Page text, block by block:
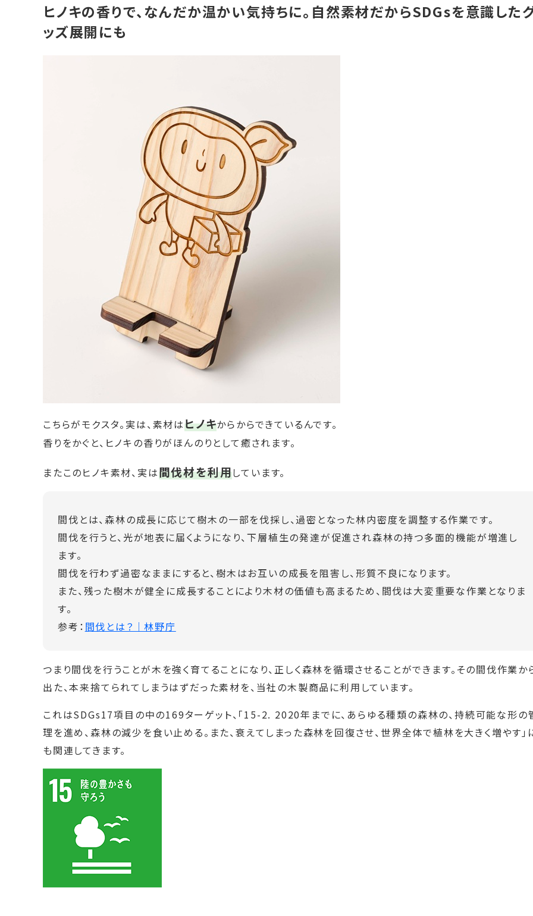
ヒノキの香りで、なんだか温かい気持ちに。自然素材だからSDGsを意識した
ッズ展開にも
こちらがモクスタ。実は、素材はヒノキからからできているんです。
香りをかぐと、ヒノキの香りがほんのりとして癒されます。
またこのヒノキ素材、実は間伐材を利用しています。
間伐とは、森林の成長に応じて樹木の一部を伐採し、過密となった林内密度を調整する作業です。
間伐を行うと、光が地表に届くようになり、下層植生の発達が促進され森林の持つ多面的機能が増進し
ます。
間伐を行わず過密なままにすると、樹木はお互いの成長を阻害し、形質不良になります。
また、残った樹木が健全に成長することにより木材の価値も高まるため、間伐は大変重要な作業となりま
す。
参考： 間伐とは？｜林野庁
つまり間伐を行うことが木を強く育てることになり、正しく森林を循環させることができます。その間伐作業か
出た、本来捨てられてしまうはずだった素材を、当社の木製商品に利用しています。
これはSDGs17項目の中の169ターゲット、「15-2. 2020年までに、あらゆる種類の森林の、持続可能な形の
理を進め、森林の減少を食い止める。また、衰えてしまった森林を回復させ、世界全体で植林を大きく増やす」
も関連してきます。